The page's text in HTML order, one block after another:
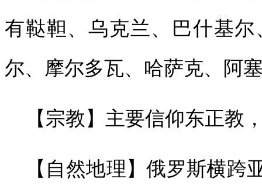
有鞑靼、乌克兰、巴什基
尔、摩尔多瓦、哈萨克、阿
【宗教】主要信仰东正教
【自然地理】俄罗斯横